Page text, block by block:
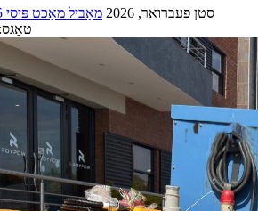
25סטן פעברואר, 2026 מאָביל מאַכט פּיסי 15קט
טאַגס: